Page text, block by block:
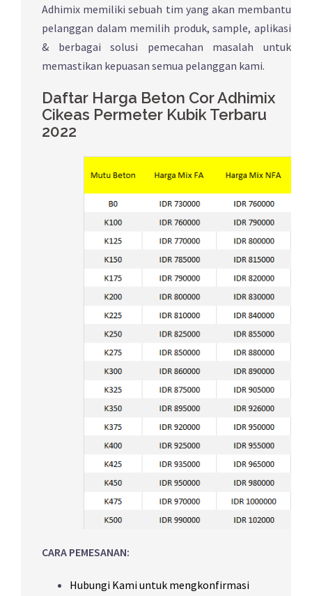
Adhimix memiliki sebuah tim yang akan membantu
pelanggan dalam memilih produk, sample, aplikasi
& berbagai solusi pemecahan masalah untuk
memastikan kepuasan semua pelanggan kami.
Daftar Harga Beton Cor Adhimix
Cikeas Permeter Kubik Terbaru
2022
CARA PEMESANAN:
Hubungi Kami untuk mengkonfirmasi